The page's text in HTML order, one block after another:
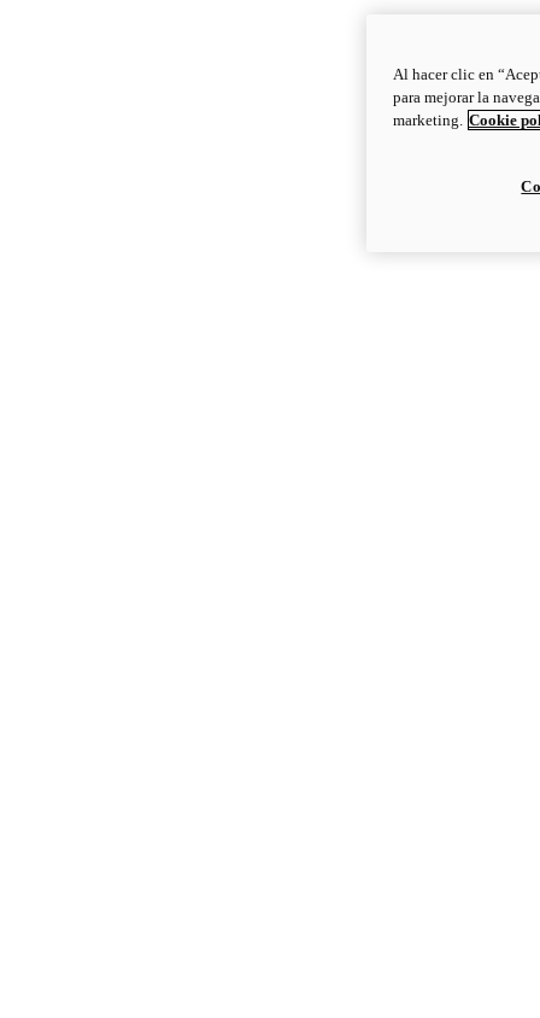
Al hacer clic en
para mejorar la
marketing. Cookie